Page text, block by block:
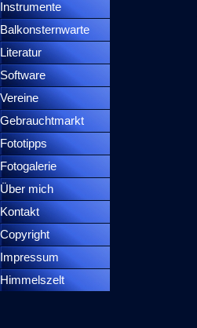
Instrumente
Balkonsternwarte
Literatur
Software
Vereine
Gebrauchtmarkt
Fototipps
Fotogalerie
Über mich
Kontakt
Copyright
Impressum
Himmelszelt